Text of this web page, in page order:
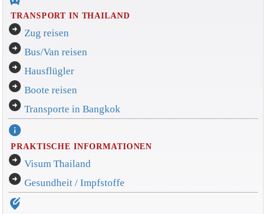
TRANSPORT IN THAILAND
arrow_circle_right Zug reisen
arrow_circle_right Bus/Van reisen
arrow_circle_right Hausflügler
arrow_circle_right Boote reisen
arrow_circle_right Transporte in Bangkok
info
PRAKTISCHE INFORMATIONEN
arrow_circle_right Visum Thailand
arrow_circle_right Gesundheit / Impfstoffe
edit_location_alt